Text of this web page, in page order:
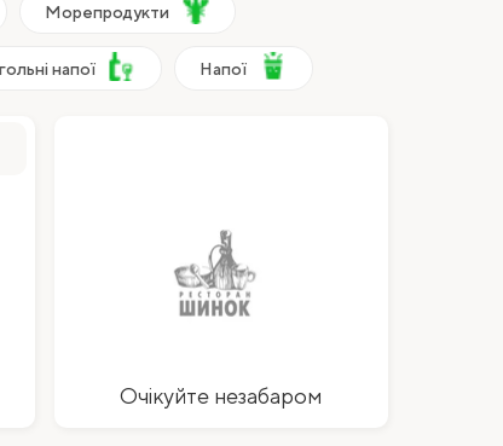
Морепродукти
напої Напої
Очікуйте незабаром